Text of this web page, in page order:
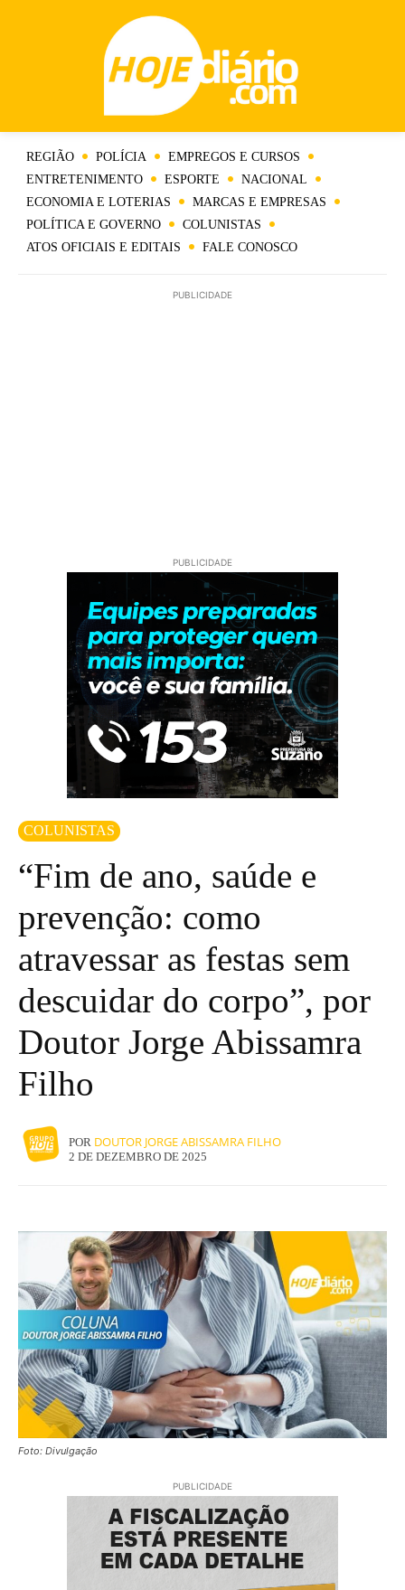
REGIÃO POLÍCIA
EMPREGOS E CURSOS
ENTRETENIMENTO
ESPORTE
NACIONAL
ECONOMIA E LOTERIAS
MARCAS E EMPRESAS
POLÍTICA E GOVERNO
COLUNISTAS
ATOS OFICIAIS E EDITAIS
FALE CONOSCO
PUBLICIDADE
PUBLICIDADE
COLUNISTAS
“Fim de ano, saúde e
prevenção: como
atravessar as festas sem
descuidar do corpo”, por
Doutor Jorge Abissamra
Filho
POR DOUTOR JORGE ABISSAMRA FILHO
2 DE DEZEMBRO DE 2025
Foto: Divulgação
PUBLICIDADE